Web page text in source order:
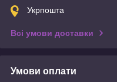
Укрпошта
Всі умови доставки
Умови оплати